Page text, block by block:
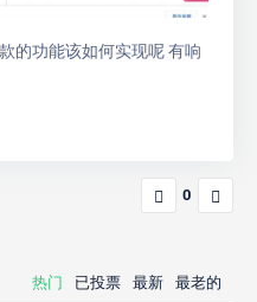
的功能该如何实现呢 有响
0
热门 已投票 最新 最老的